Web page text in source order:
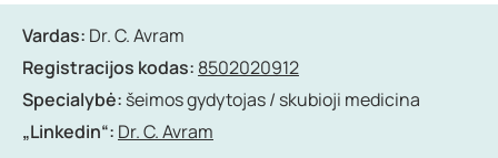
Vardas: Dr. C. Avram
Registracijos kodas: 8502020912
Specialybė: šeimos gydytojas / skubioji medicina
„Linkedin“: Dr. C. Avram